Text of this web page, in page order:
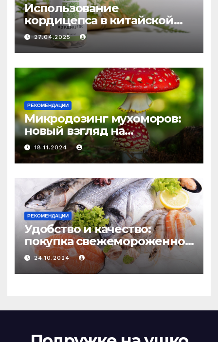
Использование
кордицепса в китайской
медицине: природное
средство против усталости
и истощения
27.04.2025
РЕКОМЕНДАЦИИ
Микродозинг мухоморов:
новый взгляд на
психоделику
18.11.2024
РЕКОМЕНДАЦИИ
Удобство и качество:
покупка свежемороженной
рыбы онлайн
24.10.2024